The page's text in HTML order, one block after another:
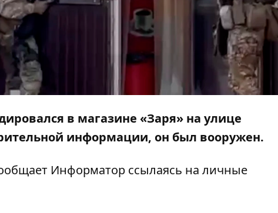
в магазине «Заря» на улице
информации, он был вооружен.
Информатор ссылаясь на личные